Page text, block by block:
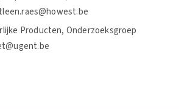
Producten, Onderzoeksgroep